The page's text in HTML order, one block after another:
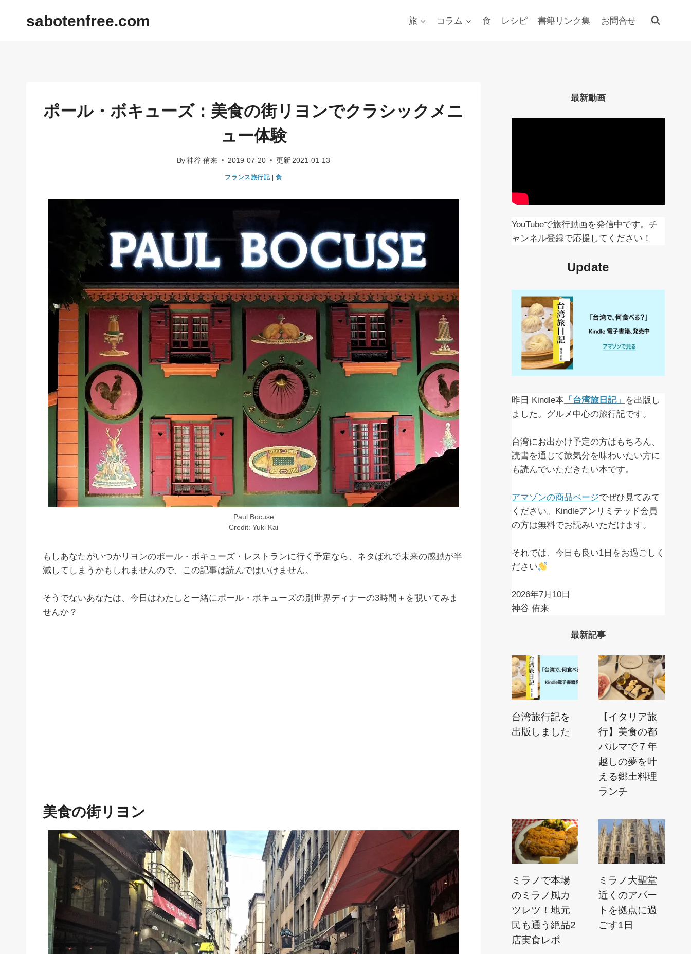
sabotenfree.com 旅 コラム 食 レシピ 書籍リンク集 お問合せ
ポール・ボキューズ：美食の街リヨンでクラシックメニ
ュー体験
By 神谷 侑来 2019-07-20 更新 2021-01-13
フランス旅行記|食
Paul Bocuse
Credit: Yuki Kai
もしあなたがいつかリヨンのポール・ボキューズ・レストランに行く予定なら、ネタばれで未来の感動が半
減してしまうかもしれませんので、この記事は読んではいけません。
そうでないあなたは、今日はわたしと一緒にポール・ボキューズの別世界ディナーの3時間＋を覗いてみま
せんか？
美食の街リヨン
最新動画
YouTubeで旅行動画を発信中です。チ
ャンネル登録で応援してください！
Update
昨日 Kindle本 「台湾旅日記」 を出版し
ました。グルメ中心の旅行記です。
台湾にお出かけ予定の方はもちろん、
読書を通じて旅気分を味わいたい方に
も読んでいただきたい本です。
アマゾンの商品ページでぜひ見てみて
ください。Kindleアンリミテッド会員
の方は無料でお読みいただけます。
それでは、今日も良い1日をお過ごしく
ださい
2026年7月10日
神谷 侑来
最新記事
台湾旅行記を
出版しました
【イタリア旅
行】美食の都
パルマで７年
越しの夢を叶
える郷土料理
ランチ
ミラノで本場
のミラノ風カ
ツレツ！地元
民も通う絶品2
店実食レポ
ミラノ大聖堂
近くのアパー
トを拠点に過
ごす1日